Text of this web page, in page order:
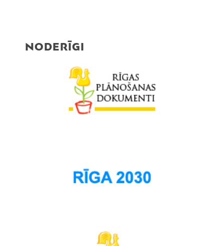
NODERĪGI